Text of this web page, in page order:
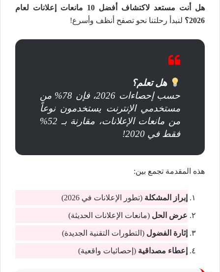
هل أنت مستعد لاكتشاف أفضل 10 مانعات إعلانات لعام
2026؟
لنبدأ رحلتنا نحو تصفح أنظف وأسرع!
هل تعلم؟
حسب إحصاءات 2026، فإن 78% من
مستخدمي الإنترنت يستخدمون نوعاً
من مانعات الإعلانات، مقارنة بـ 52%
فقط في 2020!
هذه المقدمة تجمع بين:
إبراز المشكلة (تطور الإعلانات في 2026)
عرض الحل (مانعات الإعلانات الحديثة)
إثارة الفضول (التطورات التقنية الجديدة)
إعطاء مصداقية (إحصائيات واقعية)